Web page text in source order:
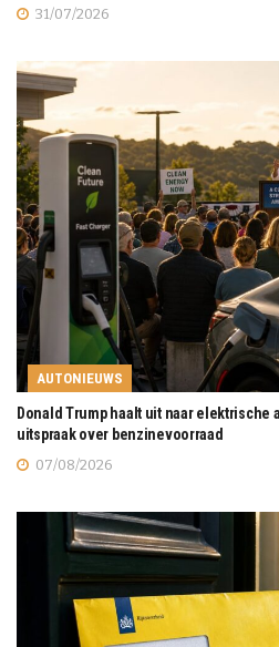
31/07/2026
AUTONIEUWS
Donald Trump haalt uit naar elektrische
uitspraak over benzinevoorraad
07/08/2026